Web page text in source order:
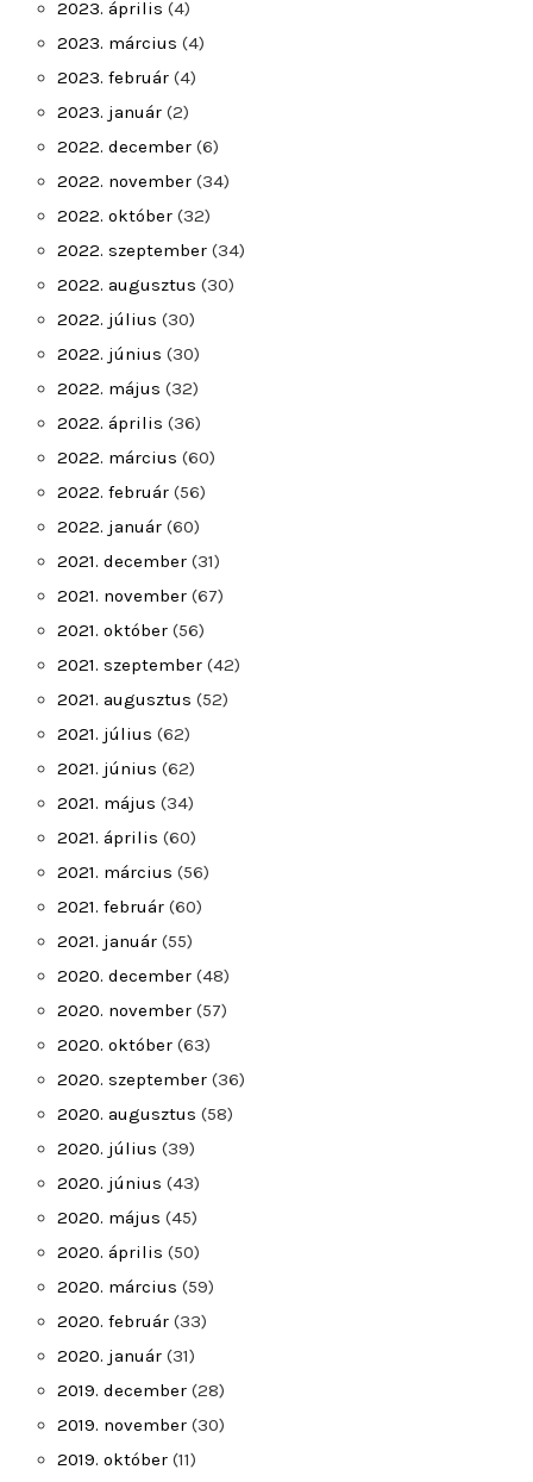
2023. április (4)
2023. március (4)
2023. február (4)
2023. január (2)
2022. december (6)
2022. november (34)
2022. október (32)
2022. szeptember (34)
2022. augusztus (30)
2022. július (30)
2022. június (30)
2022. május (32)
2022. április (36)
2022. március (60)
2022. február (56)
2022. január (60)
2021. december (31)
2021. november (67)
2021. október (56)
2021. szeptember (42)
2021. augusztus (52)
2021. július (62)
2021. június (62)
2021. május (34)
2021. április (60)
2021. március (56)
2021. február (60)
2021. január (55)
2020. december (48)
2020. november (57)
2020. október (63)
2020. szeptember (36)
2020. augusztus (58)
2020. július (39)
2020. június (43)
2020. május (45)
2020. április (50)
2020. március (59)
2020. február (33)
2020. január (31)
2019. december (28)
2019. november (30)
2019. október (11)